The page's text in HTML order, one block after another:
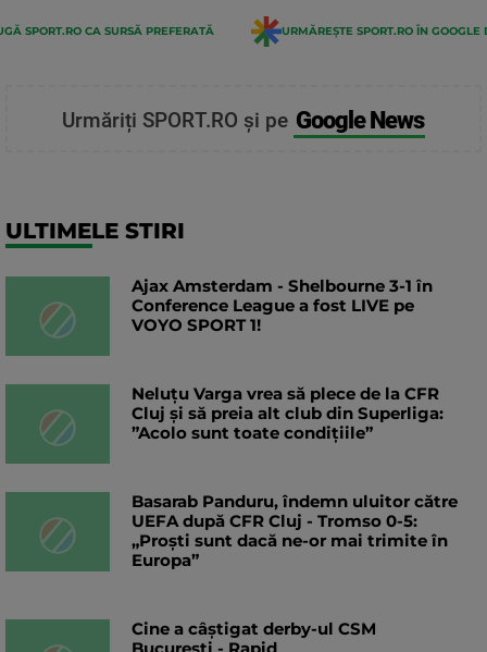
SPORT.RO CA SURSĂ PREFERATĂ URMĂREȘTE SPORT.RO ÎN GOOGLE
Urmăriți SPORT.RO și pe Google News
ULTIMELE STIRI
Ajax Amsterdam - Shelbourne 3-1 în
Conference League a fost LIVE pe
VOYO SPORT 1!
Neluțu Varga vrea să plece de la CFR
Cluj și să preia alt club din Superliga:
”Acolo sunt toate condițiile”
Basarab Panduru, îndemn uluitor către
UEFA după CFR Cluj - Tromso 0-5:
„Proști sunt dacă ne-or mai trimite în
Europa”
Cine a câștigat derby-ul CSM